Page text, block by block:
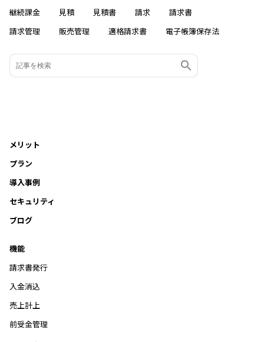
継続課金
見積 見積書 請求
請求書
請求管理
販売管理 適格請求書 電子帳簿保存法
メリット
プラン
導入事例
セキュリティ
ブログ
機能
請求書発行
入金消込
売上計上
前受金管理